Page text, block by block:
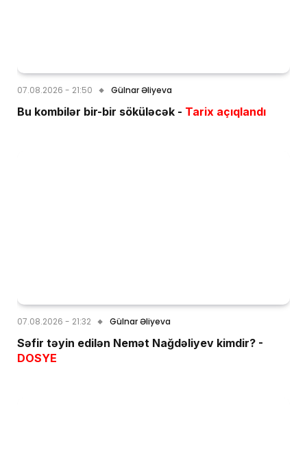
07.08.2026 - 21:50 Gülnar Əliyeva
Bu kombilər bir-bir söküləcək - Tarix açıqlandı
07.08.2026 - 21:32 Gülnar Əliyeva
Səfir təyin edilən Nemət Nağdəliyev kimdir? -
DOSYE